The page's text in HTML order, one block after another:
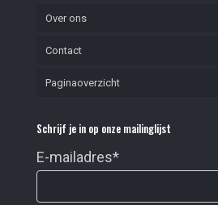
Over ons
Contact
Paginaoverzicht
Schrijf je in op onze mailinglijst
E-mailadres*